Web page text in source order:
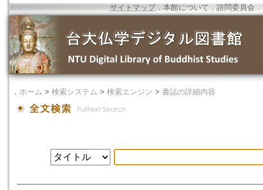
サイトマップ．本館について ． 諮問委員会 ．
． ホーム > 検索システム > 検索エンジン > 書誌の詳細内容